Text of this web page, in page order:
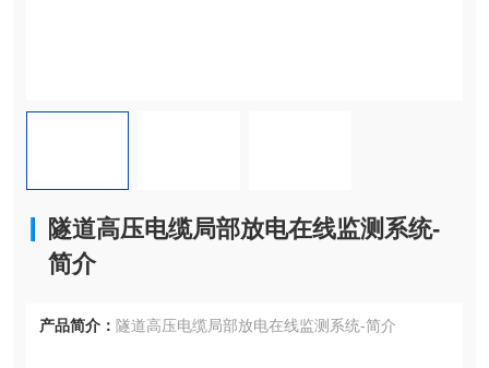
隧道高压电缆局部放电在线监测系统-
简介
产品简介： 隧道高压电缆局部放电在线监测系统-简介